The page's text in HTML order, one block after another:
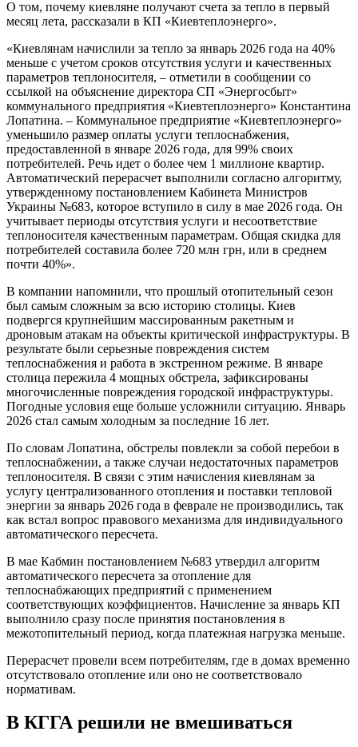
О том, почему киевляне получают счета за тепло в первый
месяц лета, рассказали в КП «Киевтеплоэнерго».
«Киевлянам начислили за тепло за январь 2026 года на 40%
меньше с учетом сроков отсутствия услуги и качественных
параметров теплоносителя, – отметили в сообщении со
ссылкой на объяснение директора СП «Энергосбыт»
коммунального предприятия «Киевтеплоэнерго» Константина
Лопатина. – Коммунальное предприятие «Киевтеплоэнерго»
уменьшило размер оплаты услуги теплоснабжения,
предоставленной в январе 2026 года, для 99% своих
потребителей. Речь идет о более чем 1 миллионе квартир.
Автоматический перерасчет выполнили согласно алгоритму,
утвержденному постановлением Кабинета Министров
Украины №683, которое вступило в силу в мае 2026 года. Он
учитывает периоды отсутствия услуги и несоответствие
теплоносителя качественным параметрам. Общая скидка для
потребителей составила более 720 млн грн, или в среднем
почти 40%».
В компании напомнили, что прошлый отопительный сезон
был самым сложным за всю историю столицы. Киев
подвергся крупнейшим массированным ракетным и
дроновым атакам на объекты критической инфраструктуры. В
результате были серьезные повреждения систем
теплоснабжения и работа в экстренном режиме. В январе
столица пережила 4 мощных обстрела, зафиксированы
многочисленные повреждения городской инфраструктуры.
Погодные условия еще больше усложнили ситуацию. Январь
2026 стал самым холодным за последние 16 лет.
По словам Лопатина, обстрелы повлекли за собой перебои в
теплоснабжении, а также случаи недостаточных параметров
теплоносителя. В связи с этим начисления киевлянам за
услугу централизованного отопления и поставки тепловой
энергии за январь 2026 года в феврале не производились, так
как встал вопрос правового механизма для индивидуального
автоматического пересчета.
В мае Кабмин постановлением №683 утвердил алгоритм
автоматического пересчета за отопление для
теплоснабжающих предприятий с применением
соответствующих коэффициентов. Начисление за январь КП
выполнило сразу после принятия постановления в
межотопительный период, когда платежная нагрузка меньше.
Перерасчет провели всем потребителям, где в домах временно
отсутствовало отопление или оно не соответствовало
нормативам.
В КГГА решили не вмешиваться